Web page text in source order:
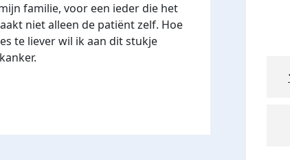
familie, voor een ieder die het
niet alleen de patiënt zelf. Hoe
te liever wil ik aan dit stukje